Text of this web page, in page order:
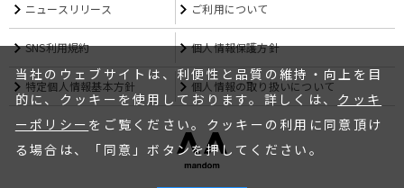
ニュースリリース ご利用について
SNS利用規約 個人情報保護方針
特定個人情報基本方針 個人情報の取り扱いについて
当社のウェブサイトは、利便性と品質の維持・向上を目
的に、クッキーを使用しております。詳しくは、 クッキ
ーポリシー をご覧ください。クッキーの利用に同意頂け
る場合は、「同意」ボタンを押してください。